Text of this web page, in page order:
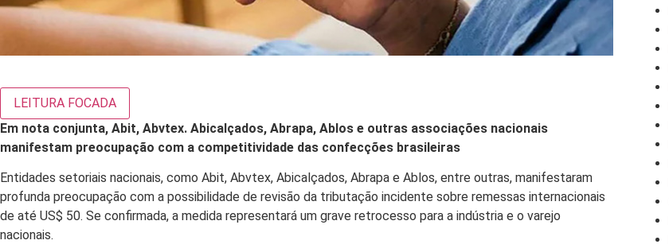
LEITURA FOCADA
Em nota conjunta, Abit, Abvtex. Abicalçados, Abrapa, Ablos e outras associações nacionais
manifestam preocupação com a competitividade das confecções brasileiras
Entidades setoriais nacionais, como Abit, Abvtex, Abicalçados, Abrapa e Ablos, entre outras, manifestaram
profunda preocupação com a possibilidade de revisão da tributação incidente sobre remessas internacionais
de até US$ 50. Se confirmada, a medida representará um grave retrocesso para a indústria e o varejo
nacionais.